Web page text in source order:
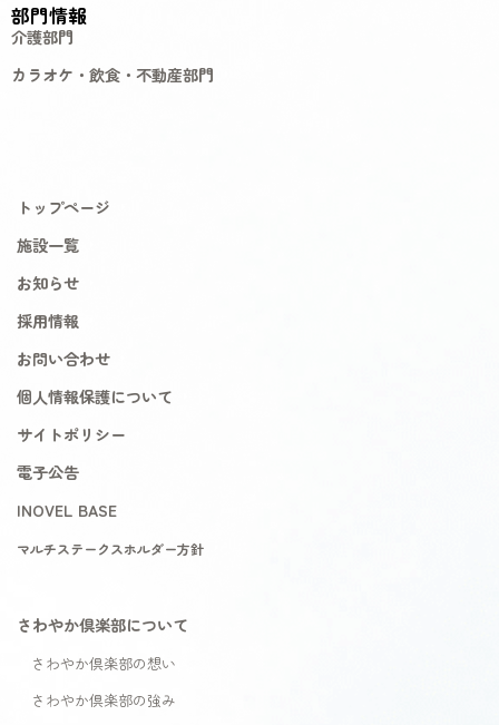
部門情報
介護部門
カラオケ・飲食・不動産部門
トップページ
施設一覧
お知らせ
採用情報
お問い合わせ
個人情報保護について
サイトポリシー
電子公告
INOVEL BASE
マルチステークスホルダー方針
さわやか倶楽部について
さわやか倶楽部の想い
さわやか倶楽部の強み